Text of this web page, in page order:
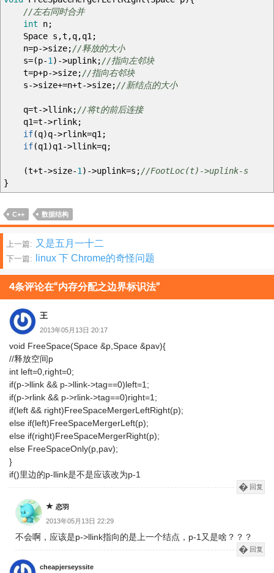
//左右同时合并
int n;
Space s ,t ,q,q1;
n=p->size;//释放的大小
s=(p-1) ->uplink;//指向左邻块
t=p+p->size;//指向右邻块
s->size+=n+t->size;//新结点的大小
q=t->llink;//将t的前后连接
q1=t->rlink;
if(q)q->rlink=q1;
if(q1)q1->llink=q;
(t+t->size-1) ->uplink=s ;//FootLoc(t)->uplink-s
}
C++ 数据结构
文
章
分
页
上一篇: 又是五月一十二
下一篇: linux 下 Chrome的奇怪问题
4条评论在“内存分配之边界标识法”
王
2013年05月13日 20:17
void FreeSpace(Space &p,Space &pav){
//释放空间p
int left=0,right=0;
if(p->llink && p->llink->tag==0)left=1;
if(p->rlink && p->rlink->tag==0)right=1;
if(left && right)FreeSpaceMergerLeftRight(p);
else if(left)FreeSpaceMergerLeft(p);
else if(right)FreeSpaceMergerRight(p);
else FreeSpaceOnly(p,pav);
}
if()里边的p-llink是不是应该改为p-1
回复
恋羽
2013年05月13日 22:29
不会啊，应该是p->llink指向的是上一个结点，p-1又是啥？？？
回复
cheapjerseyssite